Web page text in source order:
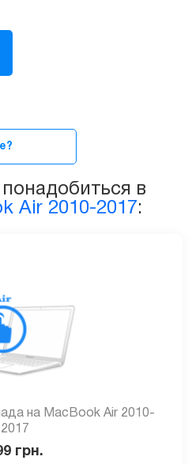
в
Air 2010-2017:
на MacBook Air 2010-
2017
грн.